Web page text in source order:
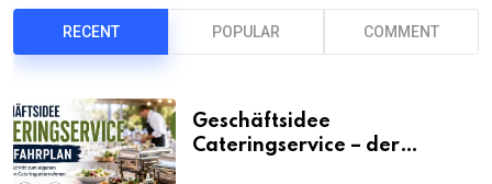
RECENT POPULAR COMMENT
Geschäftsidee
Cateringservice – der